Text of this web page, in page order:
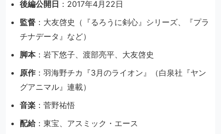
後編公開日 ：2017年4月22日
監督 ：大友啓史（『るろうに剣心』シリーズ、『プラ
チナデータ』など）
脚本：岩下悠子、渡部亮平、大友啓史
原作 ：羽海野チカ『3月のライオン』（白泉社『ヤン
グアニマル』連載）
音楽 ：菅野祐悟
配給：東宝、アスミック・エース